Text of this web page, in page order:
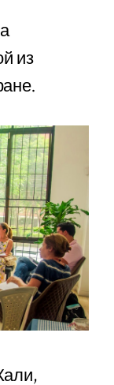
из